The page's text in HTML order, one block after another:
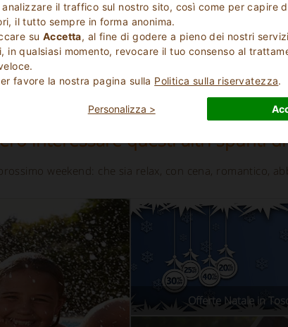
il traffico sul nostro sito, così come per capire
il tutto sempre in forma anonima.
su Accetta, al fine di godere a pieno dei nostri
in qualsiasi momento, revocare il tuo consenso al
favore la nostra pagina sulla Politica sulla riservatezza.
Personalizza >
10Posti Letto 1 - 7 Min
VERIFICA DISPONIBILITÀ PER LA TUA VACANZA
interessare questi altri spunti di
weekend: che sia relax, con cena, romantico,
Offerte Natale in